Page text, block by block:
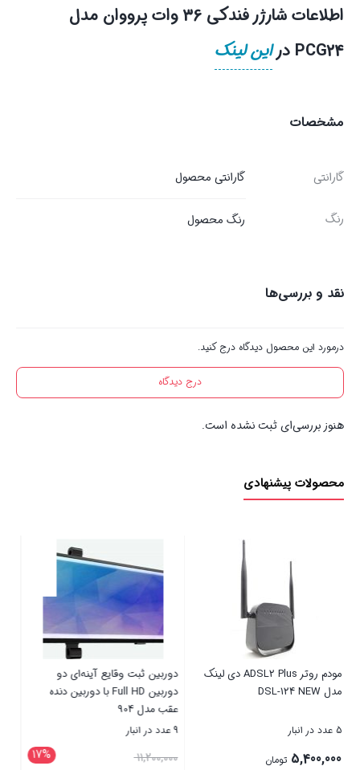
اطلاعات شارژر فندکی 36 وات پرووان مدل
PCG24 در
این لینک
مشخصات
گارانتی گارانتی محصول
رنگ رنگ محصول
نقد و بررسی‌ها
درمورد این محصول دیدگاه درج کنید.
درج دیدگاه
هنوز بررسی‌ای ثبت نشده است.
محصولات پیشنهادی
دوربین ثبت وقایع آینه‌ای دو
9 عدد در انبار
17% 11,200,000قیمت
پرزگیر برقی لباس میجیا مدل
MQXJQ01LF
5 عدد در انبار
3,420,000